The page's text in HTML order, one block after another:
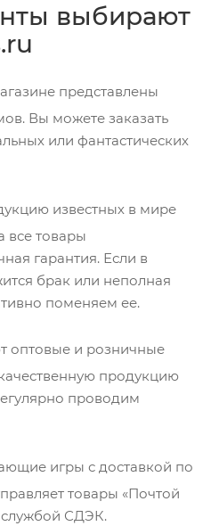
выбирают
представлены
Вы можете заказать
или фантастических
известных в мире
все товары
гарантия. Если в
брак или неполная
поменяем ее.
оптовые и розничные
продукцию
проводим
игры с доставкой по
товары «Почтой
службой СДЭК.